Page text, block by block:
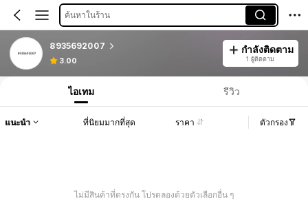
ค้นหาในร้าน
8935692007
3.00
กำลังติดตาม
1 ผู้ติดตาม
ไอเทม รีวิว
แนะนำ ที่นิยมมากที่สุด ราคา ตัวกรอง
ไม่มีสินค้าที่ตรงกัน โปรดลองด้วยตัวเลือกอื่น ๆ